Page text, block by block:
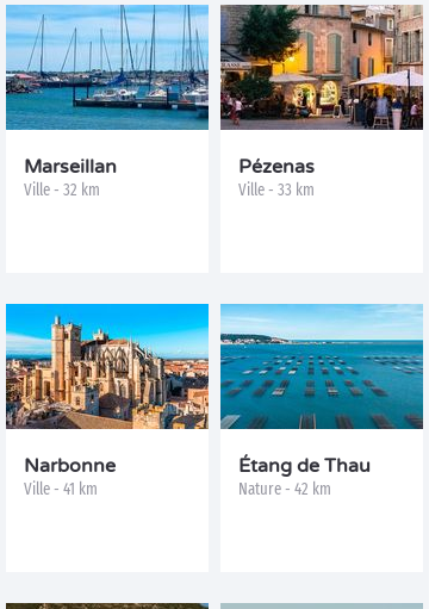
Marseillan
Ville - 32 km
Pézenas
Ville - 33 km
Narbonne
Ville - 41 km
Étang de Thau
Nature - 42 km